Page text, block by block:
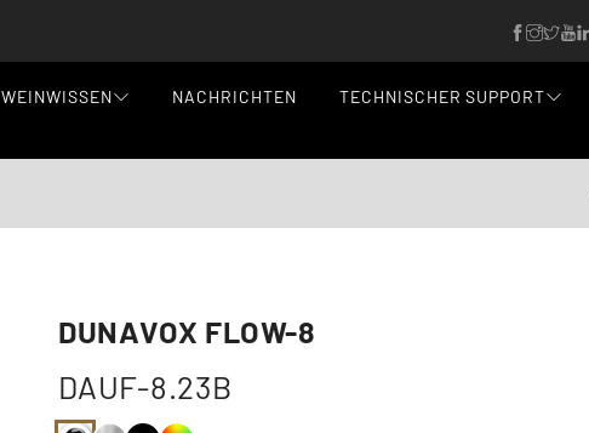
WEINWISSEN NACHRICHTEN
TECHNISCHER SUPPORT
DUNAVOX FLOW-8
DAUF-8.23B